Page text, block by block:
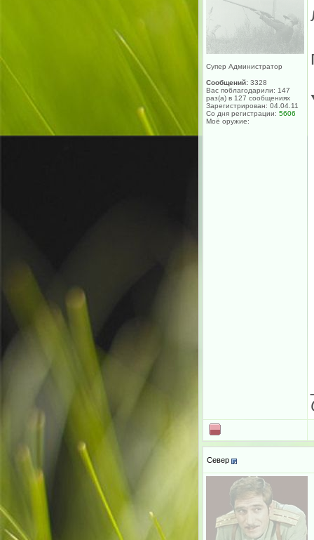
Супер Администратор
Сообщений: 3328
Вас поблагодарили: 147
раз(а) в 127 сообщениях
Зарегистрирован: 04.04.11
Со дня регистрации: 5606
Моё оружие:
Север